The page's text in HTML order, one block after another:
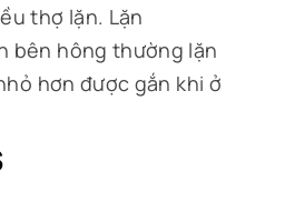
thợ lặn. Lặn
bên hông thường lặn
hơn được gắn khi ở